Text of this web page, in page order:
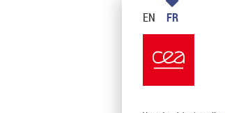
EN FR